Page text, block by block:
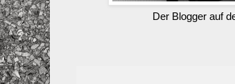
Der Blogger auf